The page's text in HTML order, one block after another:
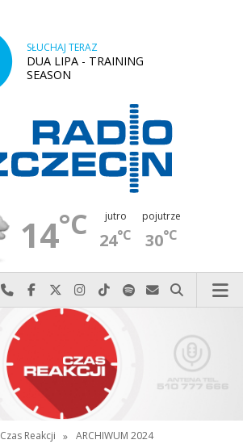
SŁUCHAJ TERAZ
DUA LIPA - TRAINING
SEASON
14°C jutro
24°C
pojutrze
30°C
Najlepiej po prostu do nas zadzwoń
Odwiedź nas na Facebook-u
Odwiedź nas na X
Odwiedź nas na Instagram-ie
Odwiedź nas na TikTok-u
Szukaj nas na Spotify
Wyślij do nas
Szukaj
Czas Reakcji » ARCHIWUM 2024